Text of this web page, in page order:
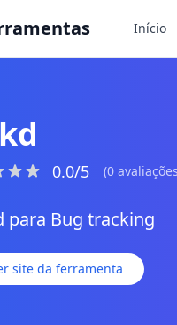
Início
0.0/5 (0
para Bug tracking
site da ferramenta